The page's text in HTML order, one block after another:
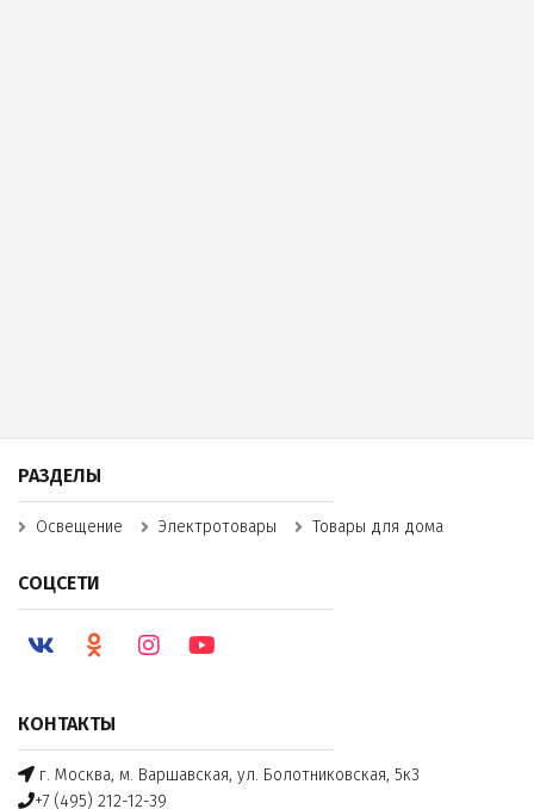
КОНТАКТЫ
г. Москва, м. Варшавская, ул. Болотниковская, 5к3
+7 (495) 212-12-39
РАЗДЕЛЫ
Освещение Электротовары Товары для дома
СОЦСЕТИ